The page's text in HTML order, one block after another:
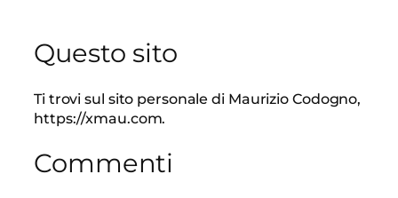
Questo sito
Ti trovi sul sito personale di Maurizio Codogno,
https://xmau.com.
Commenti